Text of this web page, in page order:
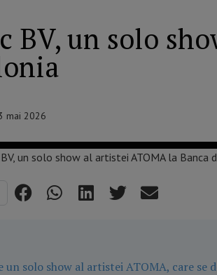
BV, un solo
mai 2026
un solo show al artistei ATOMA, care se